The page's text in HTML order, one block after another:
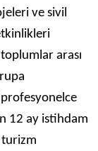
ve sivil
arası
12 ay istihdam
turizm